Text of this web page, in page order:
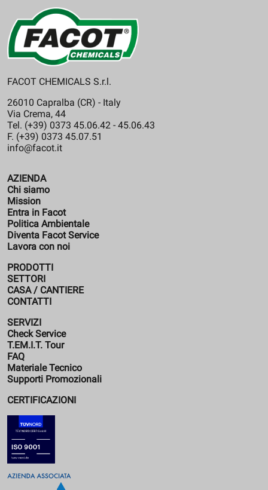
FACOT CHEMICALS S.r.l.
26010 Capralba (CR) - Italy
Via Crema, 44
Tel. (+39) 0373 45.06.42 - 45.06.43
F. (+39) 0373 45.07.51
info@facot.it
AZIENDA
Chi siamo
Mission
Entra in Facot
Politica Ambientale
Diventa Facot Service
Lavora con noi
PRODOTTI
SETTORI
CASA / CANTIERE
CONTATTI
SERVIZI
Check Service
T.EM.I.T. Tour
FAQ
Materiale Tecnico
Supporti Promozionali
CERTIFICAZIONI